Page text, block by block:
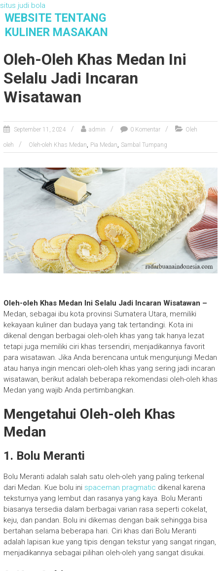
situs judi bola
e
WEBSITE TENTANG
KULINER MASAKAN
Oleh-Oleh Khas Medan Ini
Selalu Jadi Incaran
Wisatawan
September 11, 2024 admin 0 Komentar Oleh
oleh Oleh-oleh Khas Medan, Pia Medan, Sambal Tumpang
Oleh-oleh Khas Medan Ini Selalu Jadi Incaran Wisatawan –
Medan, sebagai ibu kota provinsi Sumatera Utara, memiliki
kekayaan kuliner dan budaya yang tak tertandingi. Kota ini
dikenal dengan berbagai oleh-oleh khas yang tak hanya lezat
tetapi juga memiliki ciri khas tersendiri, menjadikannya favorit
para wisatawan. Jika Anda berencana untuk mengunjungi Medan
atau hanya ingin mencari oleh-oleh khas yang sering jadi incaran
wisatawan, berikut adalah beberapa rekomendasi oleh-oleh khas
Medan yang wajib Anda pertimbangkan.
Mengetahui Oleh-oleh Khas
Medan
1. Bolu Meranti
Bolu Meranti adalah salah satu oleh-oleh yang paling terkenal
dari Medan. Kue bolu ini spaceman pragmatic dikenal karena
teksturnya yang lembut dan rasanya yang kaya. Bolu Meranti
biasanya tersedia dalam berbagai varian rasa seperti cokelat,
keju, dan pandan. Bolu ini dikemas dengan baik sehingga bisa
bertahan selama beberapa hari. Ciri khas dari Bolu Meranti
adalah lapisan kue yang tipis dengan tekstur yang sangat ringan,
menjadikannya sebagai pilihan oleh-oleh yang sangat disukai.